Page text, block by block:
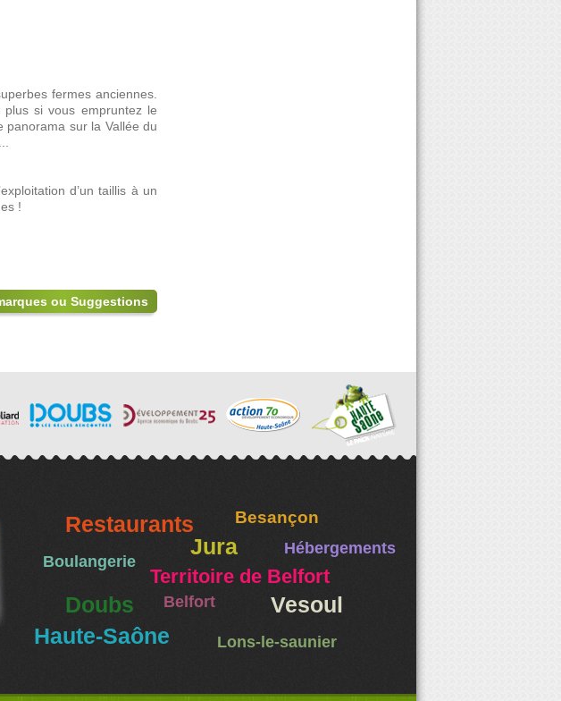
fermes anciennes.
si vous empruntez le
sur la Vallée du
d’un taillis à un
!
ou Suggestions
Restaurants Besançon
Jura Hébergements
Boulangerie
Territoire de Belfort
Doubs Belfort
Vesoul
Haute-Saône
Lons-le-saunier